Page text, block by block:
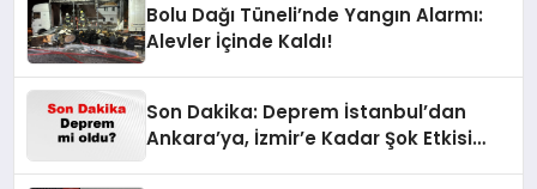
Bolu Dağı Tüneli’nde Yangın Alarmı:
Alevler İçinde Kaldı!
Son Dakika: Deprem İstanbul’dan
Ankara’ya, İzmir’e Kadar Şok Etkisi